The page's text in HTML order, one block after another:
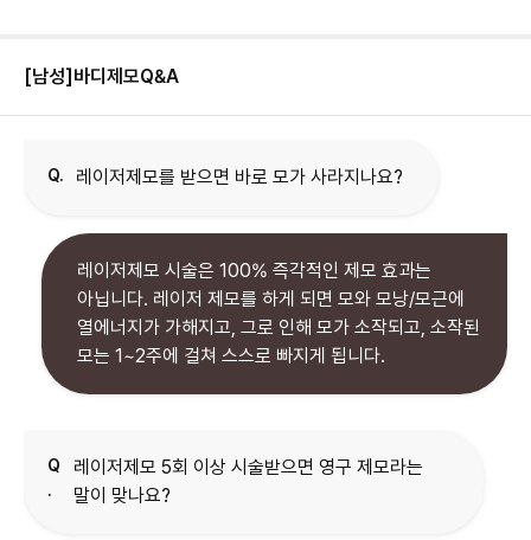
[남성]바디제모Q&A
Q. 레이저제모를 받으면 바로 모가 사라지나요?
레이저제모 시술은 100% 즉각적인 제모 효과는
아닙니다. 레이저 제모를 하게 되면 모와 모낭/모근에
열에너지가 가해지고, 그로 인해 모가 소작되고, 소작된
모는 1~2주에 걸쳐 스스로 빠지게 됩니다.
Q
.
레이저제모 5회 이상 시술받으면 영구 제모라는
말이 맞나요?